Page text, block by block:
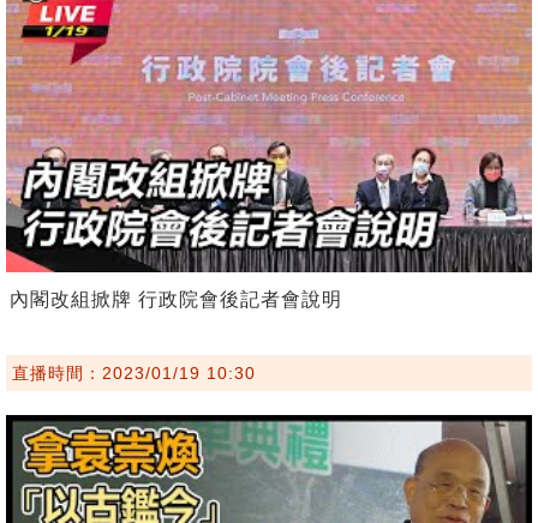
內閣改組掀牌 行政院會後記者會說明
直播時間：2023/01/19 10:30